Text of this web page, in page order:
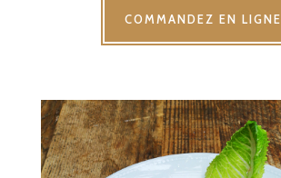
COMMANDEZ EN LIGNE